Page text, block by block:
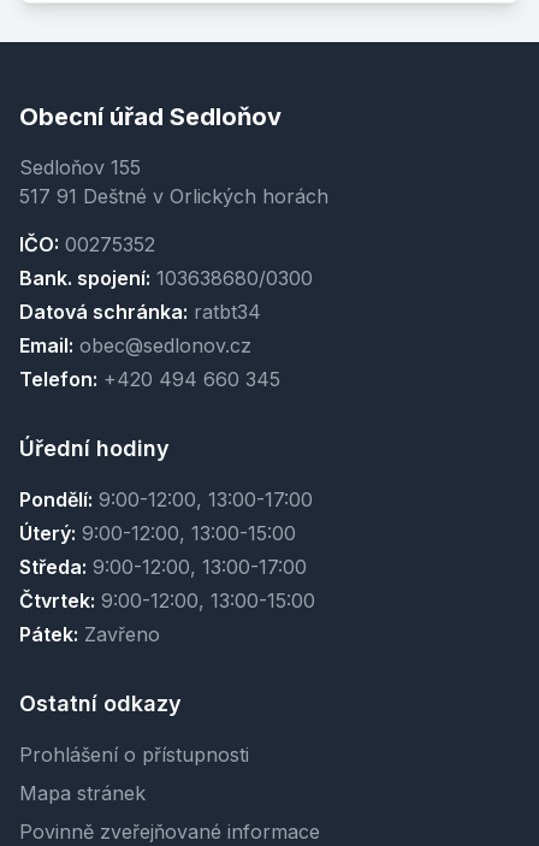
Obecní úřad Sedloňov
Sedloňov 155
517 91 Deštné v Orlických horách
IČO: 00275352
Bank. spojení: 103638680/0300
Datová schránka: ratbt34
Email: obec@sedlonov.cz
Telefon: +420 494 660 345
Úřední hodiny
Pondělí: 9:00-12:00, 13:00-17:00
Úterý: 9:00-12:00, 13:00-15:00
Středa: 9:00-12:00, 13:00-17:00
Čtvrtek: 9:00-12:00, 13:00-15:00
Pátek: Zavřeno
Ostatní odkazy
Prohlášení o přístupnosti
Mapa stránek
Povinně zveřejňované informace